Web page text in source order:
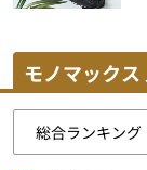
モノマック